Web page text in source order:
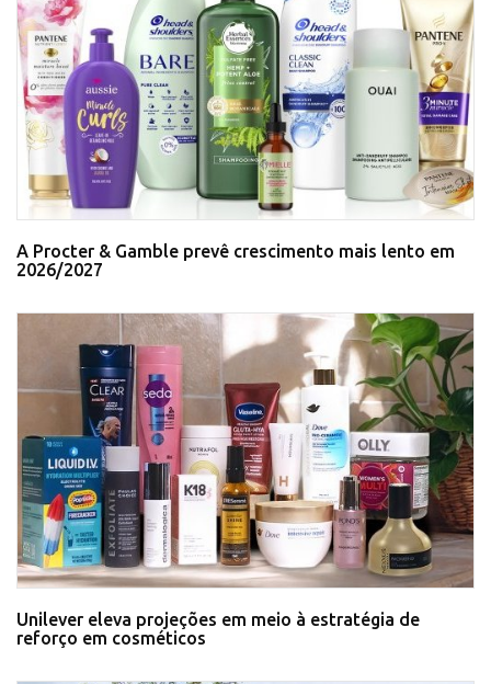
A Procter & Gamble prevê crescimento mais lento em
2026/2027
Unilever eleva projeções em meio à estratégia de
reforço em cosméticos